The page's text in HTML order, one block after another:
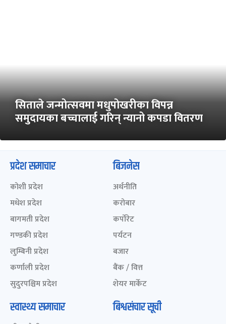
सिताले जन्मोत्सवमा मधुपोखरीका विपन्न
समुदायका बच्चालाई गरिन् न्यानो कपडा वितरण
प्रदेश समाचार
कोशी प्रदेश
मधेश प्रदेश
बागमती प्रदेश
गण्डकी प्रदेश
लुम्बिनी प्रदेश
कर्णाली प्रदेश
सुदुरपश्चिम प्रदेश
बिजनेस
अर्थनीति
करोबार
कर्पोरेट
पर्यटन
बजार
बैंक / वित्त
शेयर मार्केट
स्वास्थ्य समाचार बिश्वसंचार सूची